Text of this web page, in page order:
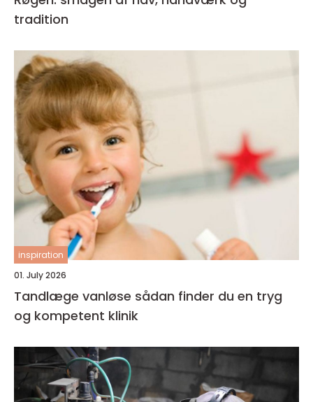
tradition
inspiration
01. July 2026
Tandlæge vanløse sådan finder du en tryg
og kompetent klinik